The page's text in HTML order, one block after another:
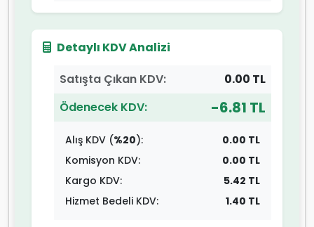
Detaylı KDV Analizi
Satışta Çıkan KDV:
0.00 TL
Ödenecek KDV:
-6.81 TL
Alış KDV (%20):
0.00 TL
Komisyon KDV:
0.00 TL
Kargo KDV:
5.42 TL
Hizmet Bedeli KDV:
1.40 TL